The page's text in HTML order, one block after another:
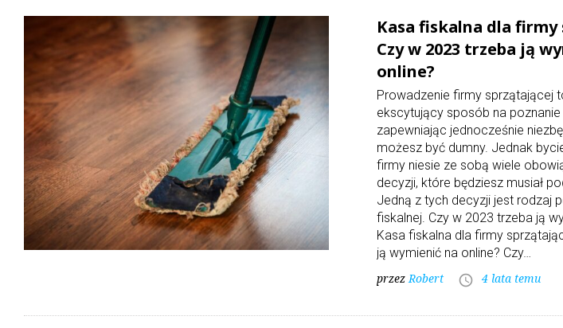
Kasa fiskalna dla
Czy w 2023 trzeba ją
online?
Prowadzenie firmy sprzątającej
ekscytujący sposób na poznanie
zapewniając jednocześnie
możesz być dumny. Jednak
firmy niesie ze sobą wiele
decyzji, które będziesz musiał
Jedną z tych decyzji jest rodzaj
fiskalnej. Czy w 2023 trzeba ją
Kasa fiskalna dla firmy
ją wymienić na online? Czy…
przezRobert access_time 4 lata temu